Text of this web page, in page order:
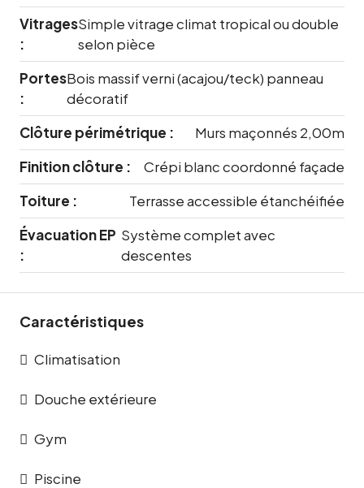
Vitrages
:
Simple vitrage climat tropical ou double
selon pièce
Portes
:
Bois massif verni (acajou/teck) panneau
décoratif
Clôture périmétrique :
Murs maçonnés 2,00m
Finition clôture :
Crépi blanc coordonné façade
Toiture :
Terrasse accessible étanchéifiée
Évacuation EP
:
Système complet avec
descentes
Caractéristiques
Climatisation
Douche extérieure
Gym
Piscine